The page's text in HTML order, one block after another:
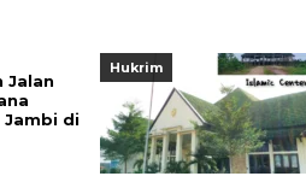
Jalan
Jambi di
Hukrim